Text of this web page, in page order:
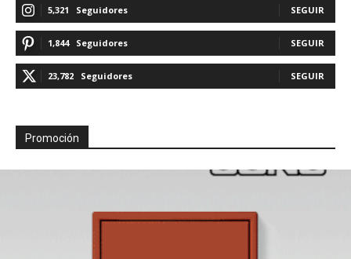
5,321 Seguidores SEGUIR
1,844 Seguidores SEGUIR
23,782 Seguidores SEGUIR
Promoción